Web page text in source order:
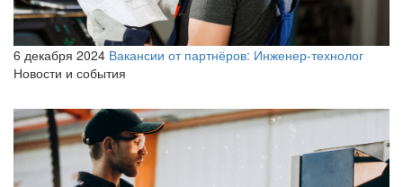
6 декабря 2024 Вакансии от партнёров: Инженер-технолог
Новости и события